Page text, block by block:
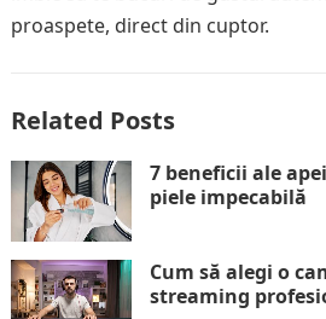
proaspete, direct din cuptor.
Related Posts
7 beneficii ale
piele impecabilă
Cum să alegi o
streaming